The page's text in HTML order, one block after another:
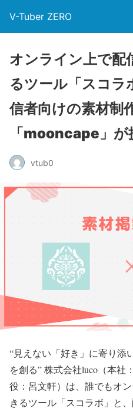
V-Tuber ZERO
オンライン上で配
るツール「スコ
信者向けの素材制
「mooncape」が
vtub0
“見えない「好き」に寄り添
を創る” 株式会社luco（本社
役：呂文軒）は、誰でもオ
きるツール「スコラボ」と